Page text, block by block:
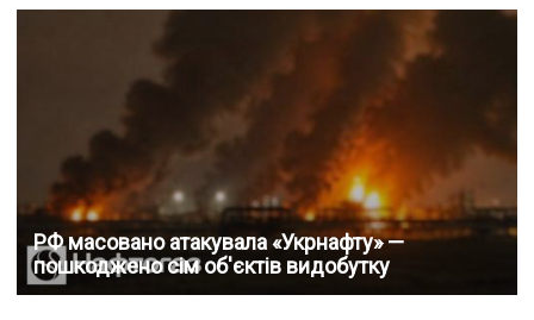
РФ масовано атакувала «Укрнафту» —
пошкоджено сім об'єктів видобутку